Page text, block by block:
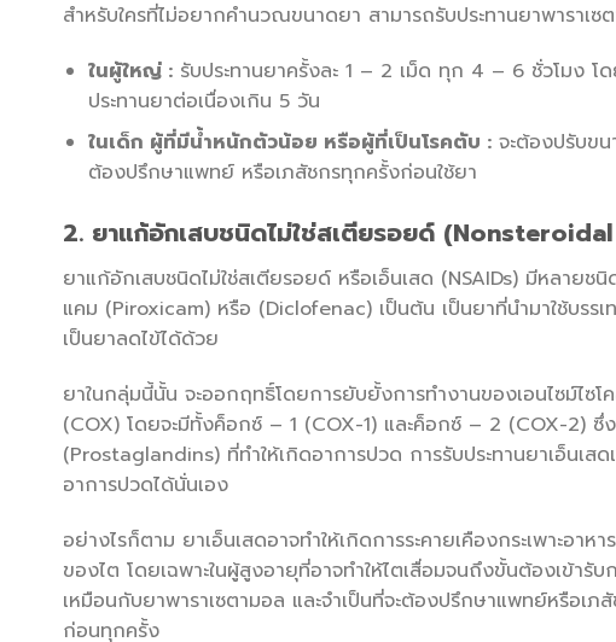
สำหรับใครที่ไม่อยากคำนวณขนาดยา สามารถรับประทานยาพาราเซ
ในผู้ใหญ่ :รับประทานยาครั้งละ 1 – 2 เม็ด ทุก 4 – 6 ชั่วโมง โ
ประทานยาต่อเนื่องเกิน 5 วัน
ในเด็ก ผู้ที่มีน้ำหนักตัวน้อย หรือผู้ที่เป็นโรคตับ :จะต้องปรับขน
ต้องปรึกษาแพทย์ หรือเภสัชกรทุกครั้งก่อนใช้ยา
2. ยาแก้อักเสบชนิดไม่ใช่สเตียรอยด์
ยาแก้อักเสบชนิดไม่ใช่สเตียรอยด์ หรือเอ็นเสด (NSAIDs) มีหลาย
แคม (Piroxicam) หรือ (Diclofenac) เป็นต้น เป็นยาที่นำมาใช้บรร
เป็นยาลดไข้ได้ด้วย
ยาในกลุ่มนี้นั้น จะออกฤทธิ์โดยการยับยั้งการทำงานของเอนไซม์ไ
(COX) โดยจะมีทั้งค็อกซ์ – 1 (COX-1) และค็อกซ์ – 2 (COX-2)
(Prostaglandins) ที่ทำให้เกิดอาการปวด การรับประทานยาเอ็นเ
อาการปวดได้นั่นเอง
อย่างไรก็ตาม ยาเอ็นเสดอาจทำให้เกิดการระคายเคืองกระเพาะอ
ของไต โดยเฉพาะในผู้สูงอายุที่อาจทำให้ไตเสื่อมจนถึงขั้นต้องเข้ารั
เหมือนกับยาพาราเซตามอล และจำเป็นที่จะต้องปรึกษาแพทย์หรือเ
ก่อนทุกครั้ง